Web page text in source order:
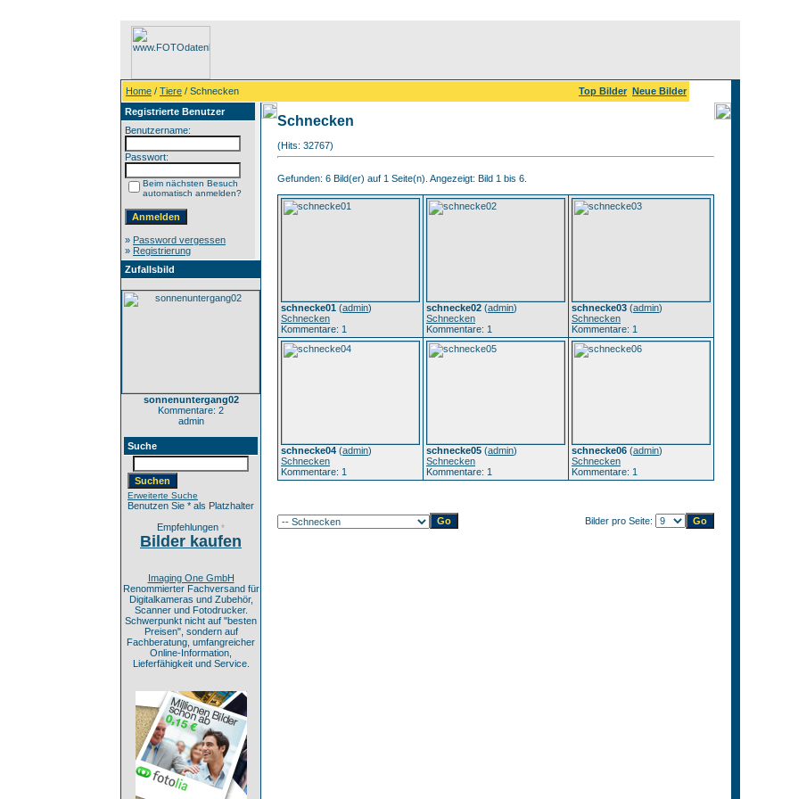
Home / Tiere / Schnecken Top Bilder Neue Bilder
Registrierte Benutzer
Benutzername:
Passwort:
Beim nächsten Besuch
automatisch anmelden?
» Password vergessen
» Registrierung
Zufallsbild
sonnenuntergang02
Kommentare: 2
admin
Suche
Erweiterte Suche
Benutzen Sie * als Platzhalter
Empfehlungen *
Bilder kaufen
Imaging One GmbH
Renommierter Fachversand für
Digitalkameras und Zubehör,
Scanner und Fotodrucker.
Schwerpunkt nicht auf "besten
Preisen", sondern auf
Fachberatung, umfangreicher
Online-Information,
Lieferfähigkeit und Service.
Schnecken
(Hits: 32767)
Gefunden: 6 Bild(er) auf 1 Seite(n). Angezeigt: Bild 1 bis 6.
schnecke01 (admin)
Schnecken
Kommentare: 1
schnecke02 (admin)
Schnecken
Kommentare: 1
schnecke03 (admin)
Schnecken
Kommentare: 1
schnecke04 (admin)
Schnecken
Kommentare: 1
schnecke05 (admin)
Schnecken
Kommentare: 1
schnecke06 (admin)
Schnecken
Kommentare: 1
Bilder pro Seite: